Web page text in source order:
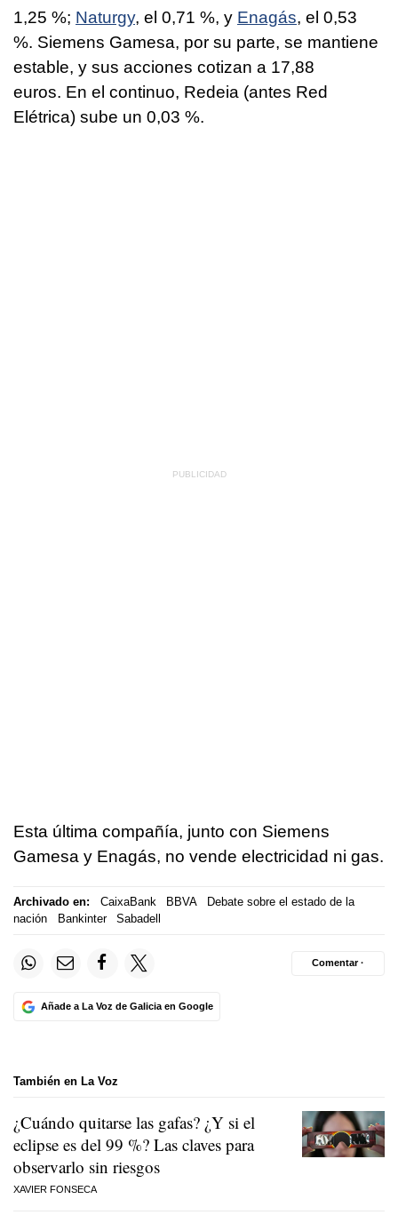
1,25 %; Naturgy, el 0,71 %, y Enagás, el 0,53
%. Siemens Gamesa, por su parte, se mantiene
estable, y sus acciones cotizan a 17,88
euros. En el continuo, Redeia (antes Red
Elétrica) sube un 0,03 %.
Esta última compañía, junto con Siemens
Gamesa y Enagás, no vende electricidad ni gas.
Archivado en: CaixaBank BBVA
Debate sobre el estado de la
nación
Bankinter Sabadell
Añade a La Voz de Galicia en Google
Comentar ·
También en La Voz
¿Cuándo quitarse las gafas? ¿Y si el
eclipse es del 99 %? Las claves para
observarlo sin riesgos
XAVIER FONSECA